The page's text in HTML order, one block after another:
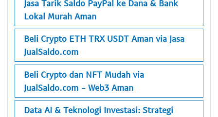
Jasa Tarik Saldo PayPal ke Dana & Bank
Lokal Murah Aman
Beli Crypto ETH TRX USDT Aman via Jasa
JualSaldo.com
Beli Crypto dan NFT Mudah via
JualSaldo.com - Web3 Aman
Data AI & Teknologi Investasi: Strategi